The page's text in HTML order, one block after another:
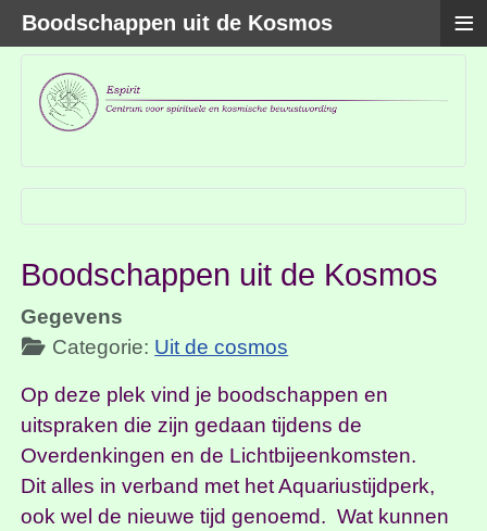
Boodschappen uit de Kosmos
Gegevens
Categorie: Uit de cosmos
Op deze plek vind je boodschappen en
uitspraken die zijn gedaan tijdens de
Overdenkingen en de Lichtbijeenkomsten.
Dit alles in verband met het Aquariustijdperk,
ook wel de nieuwe tijd genoemd. Wat kunnen
Boodschappen uit de Kosmos ≡